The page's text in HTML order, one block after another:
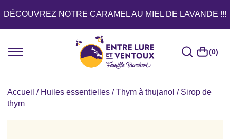
DÉCOUVREZ NOTRE CARAMEL AU MIEL DE LAVANDE !!!
(0)
Accueil / Huiles essentielles /Thym à thujanol / Sirop de
thym